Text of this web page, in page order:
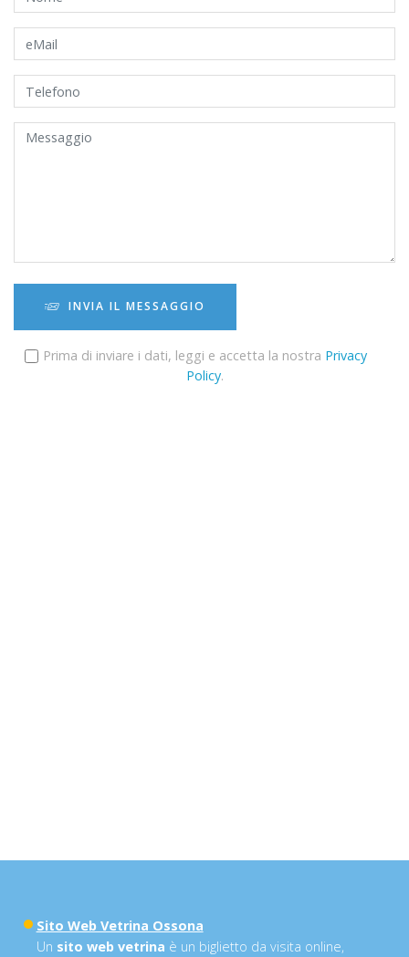
INVIA IL MESSAGGIO
Prima di inviare i dati, leggi e accetta la nostra Privacy
Policy.
Sito Web Vetrina Ossona
Un sito web vetrina è un biglietto da visita online,